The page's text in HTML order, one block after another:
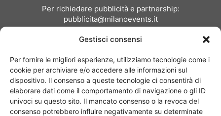
Gestisci consensi
Per fornire le migliori esperienze, utilizziamo tecnologie come i
cookie per archiviare e/o accedere alle informazioni sul
dispositivo. Il consenso a queste tecnologie ci consentirà di
elaborare dati come il comportamento di navigazione o gli ID
univoci su questo sito. Il mancato consenso o la revoca del
consenso potrebbero influire negativamente su determinate
Per richiedere pubblicità e partnership:
pubblicita@milanoevents.it